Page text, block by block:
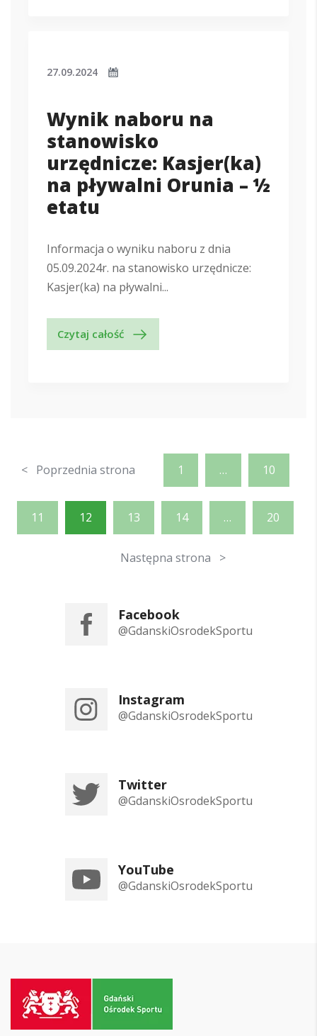
27.09.2024
Wynik naboru na
stanowisko
urzędnicze: Kasjer(ka)
na pływalni Orunia – ½
etatu
Informacja o wyniku naboru z dnia
05.09.2024r. na stanowisko urzędnicze:
Kasjer(ka) na pływalni...
Czytaj całość
< Poprzednia strona 1 … 10
11 12 13 14 … 20
Następna strona >
Facebook
@GdanskiOsrodekSportu
Instagram
@GdanskiOsrodekSportu
Twitter
@GdanskiOsrodekSportu
YouTube
@GdanskiOsrodekSportu
strony